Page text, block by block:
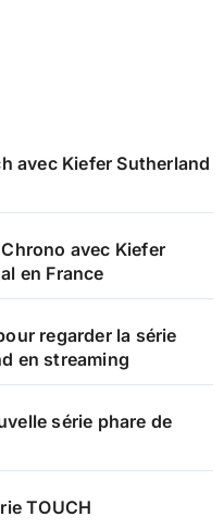
avec Kiefer Sutherland
avec Kiefer
en France
regarder la série
en streaming
série phare de
TOUCH